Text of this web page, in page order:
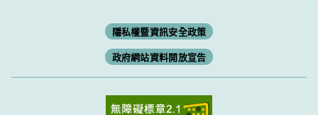
隱私權暨資訊安全政策
政府網站資料開放宣告